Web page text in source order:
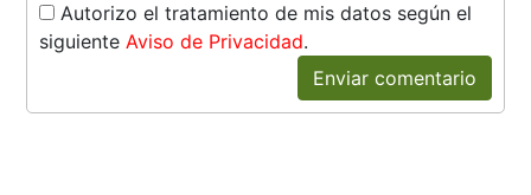
Autorizo el tratamiento de mis datos según el
siguienteAviso de Privacidad.
Enviar comentario